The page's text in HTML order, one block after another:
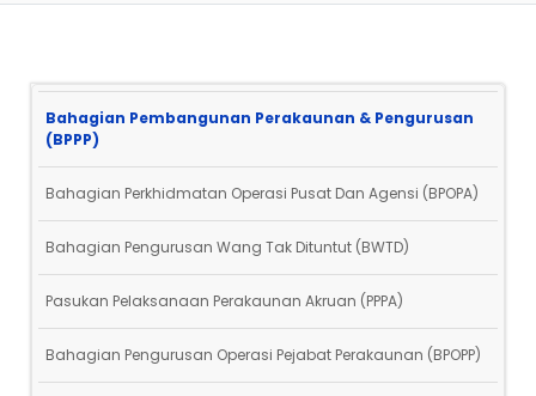
Bahagian Pembangunan Perakaunan & Pengurusan
(BPPP)
Bahagian Perkhidmatan Operasi Pusat Dan Agensi (BPOPA)
Bahagian Pengurusan Wang Tak Dituntut (BWTD)
Pasukan Pelaksanaan Perakaunan Akruan (PPPA)
Bahagian Pengurusan Operasi Pejabat Perakaunan (BPOPP)